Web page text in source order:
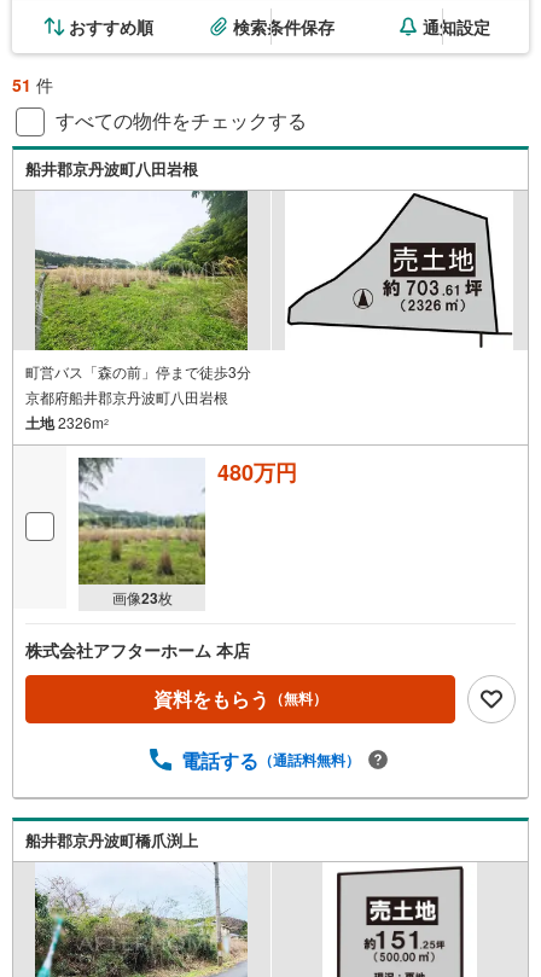
おすすめ順 検索条件保存 通知設定
51 件
すべての物件をチェックする
船井郡京丹波町八田岩根
町営バス「森の前」停まで徒歩3分
京都府船井郡京丹波町八田岩根
土地2326m2
画像23枚
480万円
株式会社アフターホーム 本店
資料をもらう （無料）
電話する （通話料無料）
船井郡京丹波町橋爪渕上